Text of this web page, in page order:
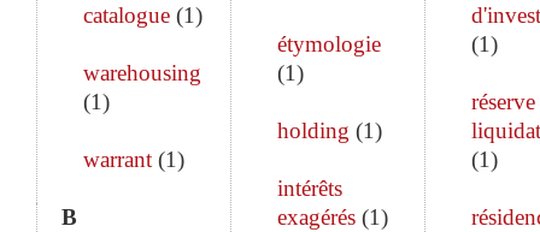
catalogue (1)
warehousing
(1)
warrant (1)
B
étymologie
(1)
holding (1)
intérêts
exagérés(1)
(1)
(1)